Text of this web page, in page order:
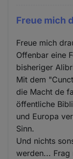
Freue mich
Freue mich
Offenbar eine
bisheriger
Mit dem
die Macht de
öffentliche
und Europa
Sinn.
Und nichts
werden... Frag